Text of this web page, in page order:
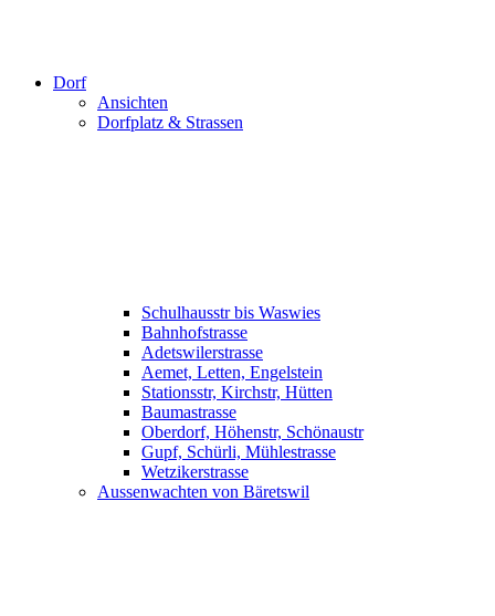
Dorf
Ansichten
Dorfplatz & Strassen
Schulhausstr bis Waswies
Bahnhofstrasse
Adetswilerstrasse
Aemet, Letten, Engelstein
Stationsstr, Kirchstr, Hütten
Baumastrasse
Oberdorf, Höhenstr, Schönaustr
Gupf, Schürli, Mühlestrasse
Wetzikerstrasse
Aussenwachten von Bäretswil